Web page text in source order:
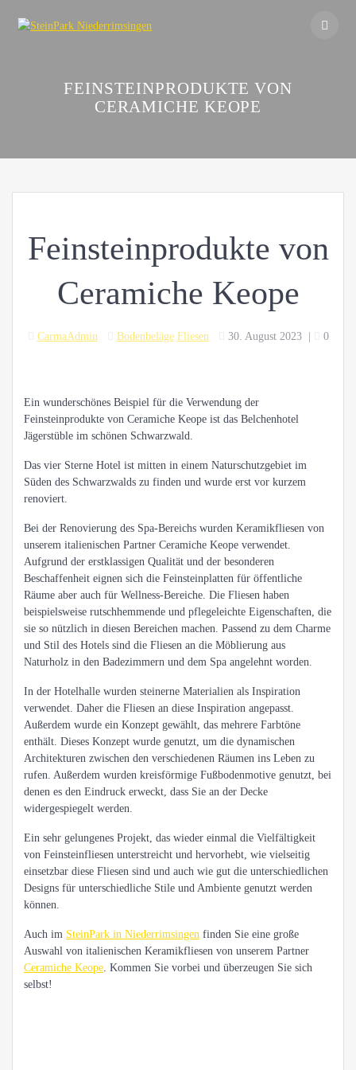
FEINSTEINPRODUKTE VON
CERAMICHE KEOPE
Feinsteinprodukte von
Ceramiche Keope
CarmaAdmin Bodenbeläge Fliesen 30. August 2023| 0
Ein wunderschönes Beispiel für die Verwendung der
Feinsteinprodukte von Ceramiche Keope ist das Belchenhotel
Jägerstüble im schönen Schwarzwald.
Das vier Sterne Hotel ist mitten in einem Naturschutzgebiet im
Süden des Schwarzwalds zu finden und wurde erst vor kurzem
renoviert.
Bei der Renovierung des Spa-Bereichs wurden Keramikfliesen von
unserem italienischen Partner Ceramiche Keope verwendet.
Aufgrund der erstklassigen Qualität und der besonderen
Beschaffenheit eignen sich die Feinsteinplatten für öffentliche
Räume aber auch für Wellness-Bereiche. Die Fliesen haben
beispielsweise rutschhemmende und pflegeleichte Eigenschaften, die
sie so nützlich in diesen Bereichen machen. Passend zu dem Charme
und Stil des Hotels sind die Fliesen an die Möblierung aus
Naturholz in den Badezimmern und dem Spa angelehnt worden.
In der Hotelhalle wurden steinerne Materialien als Inspiration
verwendet. Daher die Fliesen an diese Inspiration angepasst.
Außerdem wurde ein Konzept gewählt, das mehrere Farbtöne
enthält. Dieses Konzept wurde genutzt, um die dynamischen
Architekturen zwischen den verschiedenen Räumen ins Leben zu
rufen. Außerdem wurden kreisförmige Fußbodenmotive genutzt, bei
denen es den Eindruck erweckt, dass Sie an der Decke
widergespiegelt werden.
Ein sehr gelungenes Projekt, das wieder einmal die Vielfältigkeit
von Feinsteinfliesen unterstreicht und hervorhebt, wie vielseitig
einsetzbar diese Fliesen sind und auch wie gut die unterschiedlichen
Designs für unterschiedliche Stile und Ambiente genutzt werden
können.
Auch im SteinPark in Niederrimsingen finden Sie eine große
Auswahl von italienischen Keramikfliesen von unserem Partner
Ceramiche Keope. Kommen Sie vorbei und überzeugen Sie sich
selbst!